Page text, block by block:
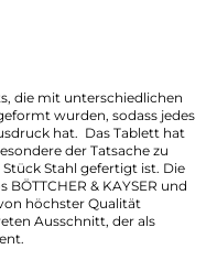
die mit unterschiedlichen
wurden, sodass jedes
hat. Das Tablett hat
der Tatsache zu
Stahl gefertigt ist. Die
& KAYSER und
höchster Qualität
Ausschnitt, der als